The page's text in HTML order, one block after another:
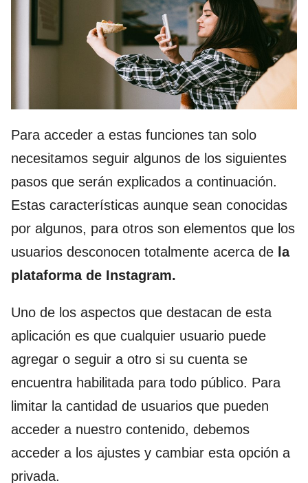
Para acceder a estas funciones tan solo
necesitamos seguir algunos de los siguientes
pasos que serán explicados a continuación.
Estas características aunque sean conocidas
por algunos, para otros son elementos que los
usuarios desconocen totalmente acerca de la
plataforma de Instagram.
Uno de los aspectos que destacan de esta
aplicación es que cualquier usuario puede
agregar o seguir a otro si su cuenta se
encuentra habilitada para todo público. Para
limitar la cantidad de usuarios que pueden
acceder a nuestro contenido, debemos
acceder a los ajustes y cambiar esta opción a
privada.